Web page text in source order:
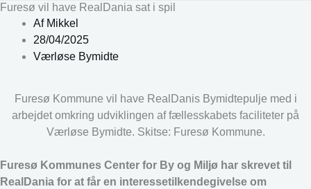
Furesø vil have RealDania sat i spil
AfMikkel
28/04/2025
Værløse Bymidte
Furesø Kommune vil have RealDanis Bymidtepulje med i
arbejdet omkring udviklingen af fællesskabets faciliteter på
Værløse Bymidte. Skitse: Furesø Kommune.
Furesø Kommunes Center for By og Miljø har skrevet til
RealDania for at får en interessetilkendegivelse om